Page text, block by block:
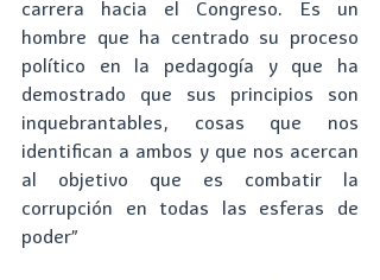
carrera hacia el Congreso. Es un
hombre que ha centrado su proceso
político en la pedagogía y que ha
demostrado que sus principios son
inquebrantables, cosas que nos
identifican a ambos y que nos acercan
al objetivo que es combatir la
corrupción en todas las esferas de
poder”